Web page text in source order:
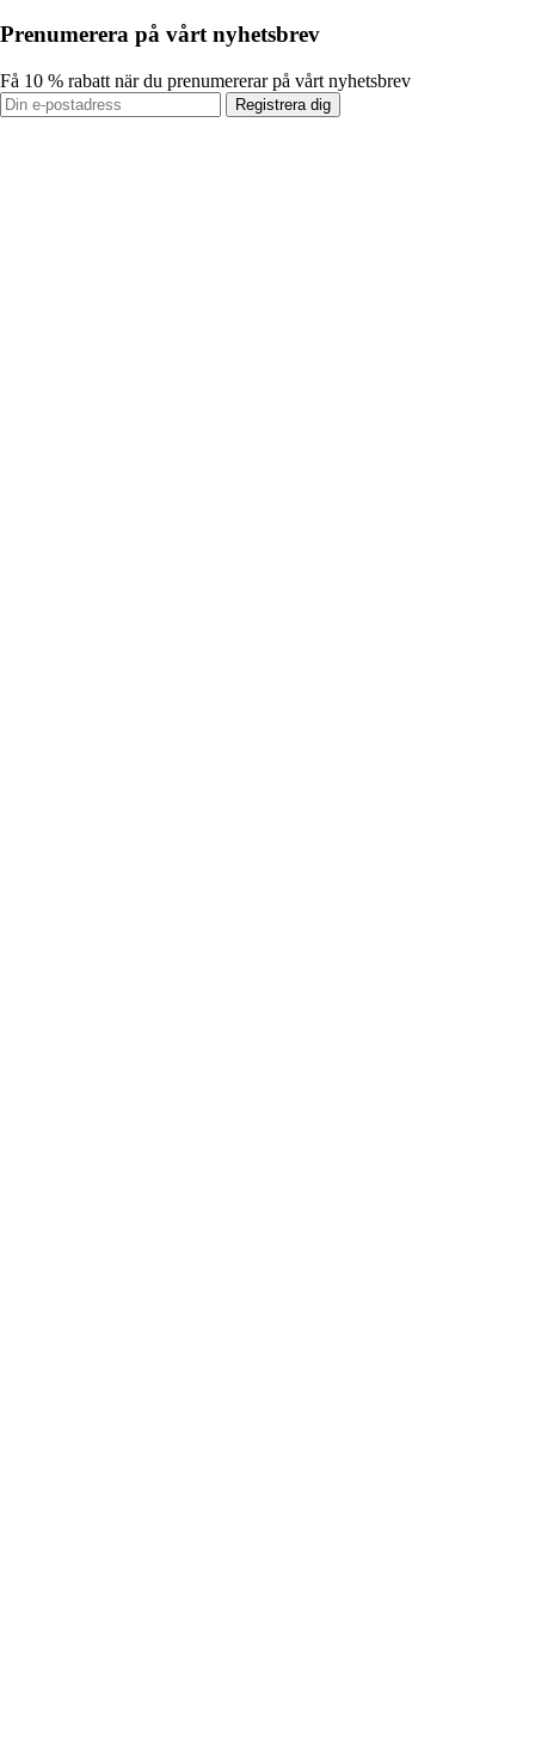
Prenumerera på vårt nyhetsbrev
Få 10 % rabatt när du prenumererar på vårt nyhetsbrev
Registrera dig